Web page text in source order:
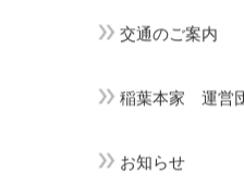
交通のご案内
稲葉本家 運営
お知らせ